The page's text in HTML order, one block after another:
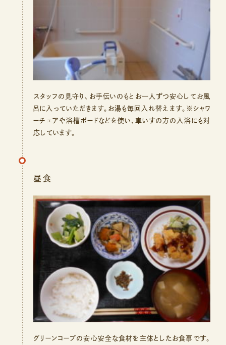
スタッフの見守り、お手伝いのもとお一人ずつ安心してお風
呂に入っていただきます。お湯も毎回入れ替えます。※シャワ
ーチェアや浴槽ボードなどを使い、車いすの方の入浴にも対
応しています。
昼食
グリーンコープの安心安全な食材を主体としたお食事です。